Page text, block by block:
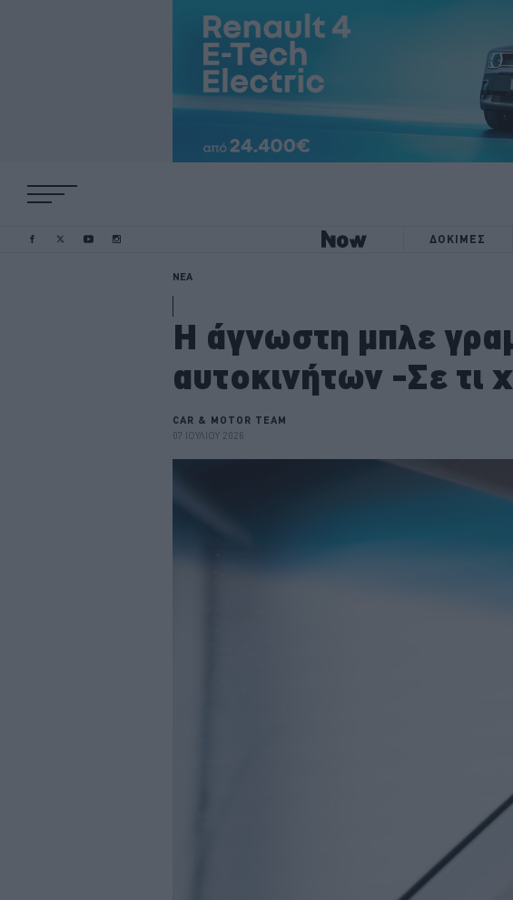
ΔΟΚΙΜΕΣ
ΝΕΑ
Η άγνωστη μπλε
αυτοκινήτων -Σε τι
CAR & MOTOR TEAM
07 ΙΟΥΛΙΟΥ 2026